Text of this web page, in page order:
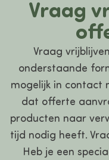
Vraag
Vraag
onderstaande
mogelijk in contact
dat offerte
producten naar
tijd nodig heeft.
Heb je een